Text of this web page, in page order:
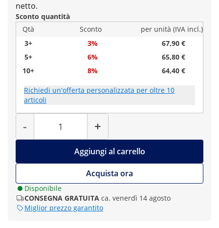
netto.
Sconto quantità
Qtà
Sconto
per unità (IVA incl.)
3+
3%
67,90 €
5+
6%
65,80 €
10+
8% 64,40 €
Richiedi un'offerta personalizzata per oltre 10
articoli
-
Quantità
+
Aggiungi al carrello
Acquista ora
Disponibile
CONSEGNA GRATUITA ca. venerdì 14 agosto
Miglior prezzo garantito